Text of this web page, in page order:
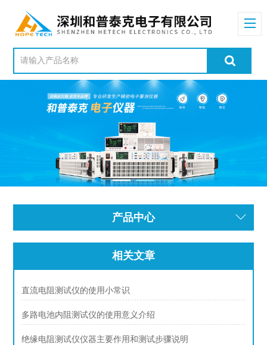
产品中心
相关文章
直流电阻测试仪的使用小常识
多路电池内阻测试仪的使用意义介绍
绝缘电阻测试仪仪器主要作用和测试步骤说明